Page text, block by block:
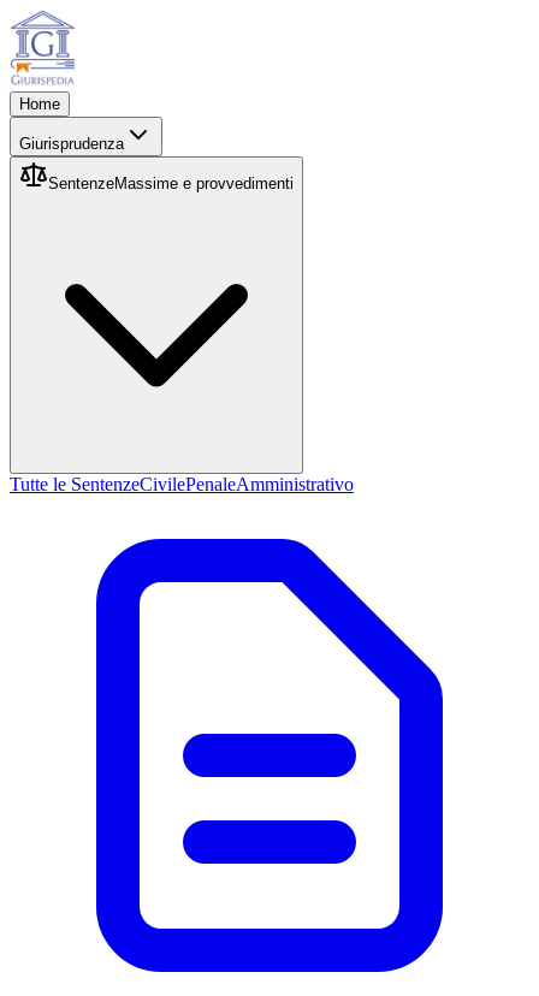
Home
Giurisprudenza
SentenzeMassime e provvedimenti
Tutte le SentenzeCivilePenaleAmministrativo